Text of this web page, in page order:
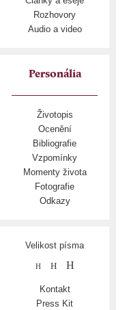
Rozhovory
Audio a video
Personália
Životopis
Ocenění
Bibliografie
Vzpomínky
Momenty života
Fotografie
Odkazy
Velikost písma
H H H
Kontakt
Press Kit